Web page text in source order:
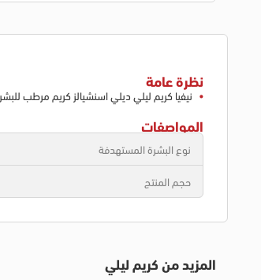
نظرة عامة
نيفيا كريم ليلي ديلي اسنشيالز كريم مرطب للبشرة
المواصفات
نوع البشرة المستهدفة
حجم المنتج
المزيد من كريم ليلي